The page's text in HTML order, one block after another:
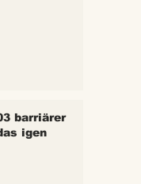
barriärer
igen